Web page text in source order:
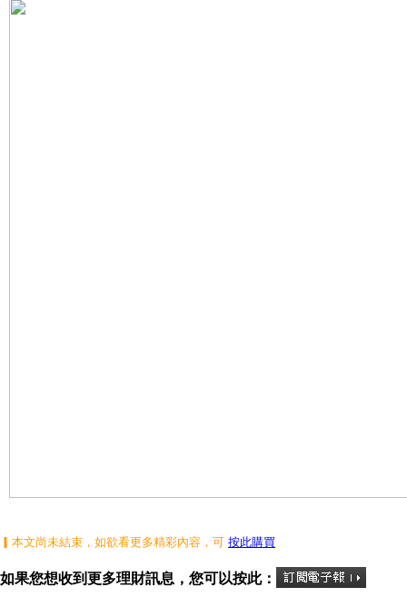
▎本文尚未結束，如欲看更多精彩內容，可 按此購買
如果您想收到更多理財訊息，您可以按此：